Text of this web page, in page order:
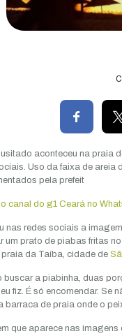
aconteceu na praia
Uso da faixa de areia
pela prefeit
canal do g1 Ceará no
nas redes sociais a
um prato de piabas fritas
da Taíba, cidade de
buscar a piabinha, duas
fiz. É só encomendar. Se
barraca de praia onde o
que aparece nas imagens